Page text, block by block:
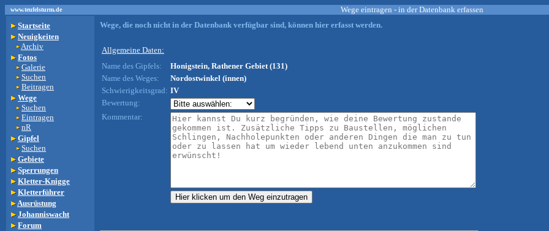
www.teufelsturm.de Wege eintragen - in der Datenbank erfassen
Startseite
Neuigkeiten
Archiv
Fotos
Galerie
Suchen
Beitragen
Wege
Suchen
Eintragen
nR
Gipfel
Suchen
Gebiete
Sperrungen
Kletter-Knigge
Kletterführer
Ausrüstung
Johanniswacht
Forum
Wege, die noch nicht in der Datenbank verfügbar sind, können hier erfasst werden.
Allgemeine Daten:
Name des Gipfels:
Honigstein, Rathener Gebiet (131)
Name des Weges:
Nordostwinkel (innen)
Schwierigkeitsgrad: IV
Bewertung:
Kommentar: